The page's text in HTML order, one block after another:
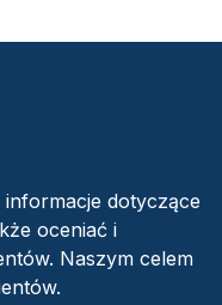
informacje dotyczące
oceniać i
Naszym celem